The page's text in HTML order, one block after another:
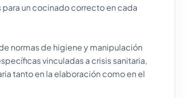
un cocinado correcto en cada
normas de higiene y manipulación
vinculadas a crisis sanitaria,
tanto en la elaboración como en el